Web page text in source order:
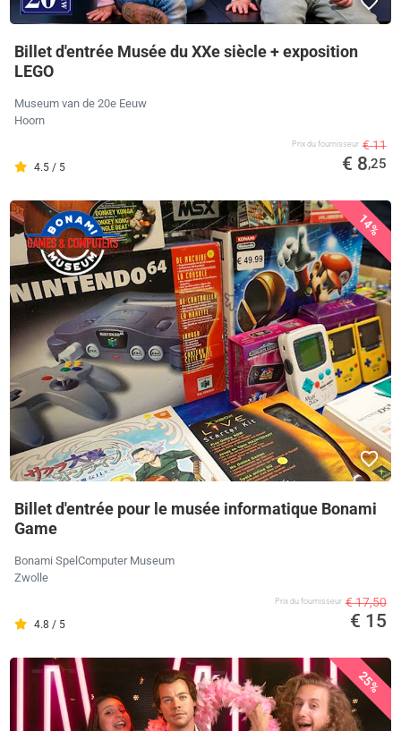
Billet d'entrée Musée du XXe siècle + exposition
LEGO
Museum van de 20e Eeuw
Hoorn
4.5 / 5
Prix ​​du fournisseur € 11
€ 8,25
14%
Billet d'entrée pour le musée informatique Bonami
Game
Bonami SpelComputer Museum
Zwolle
4.8 / 5
Prix ​​du fournisseur € 17,50
€ 15
25%